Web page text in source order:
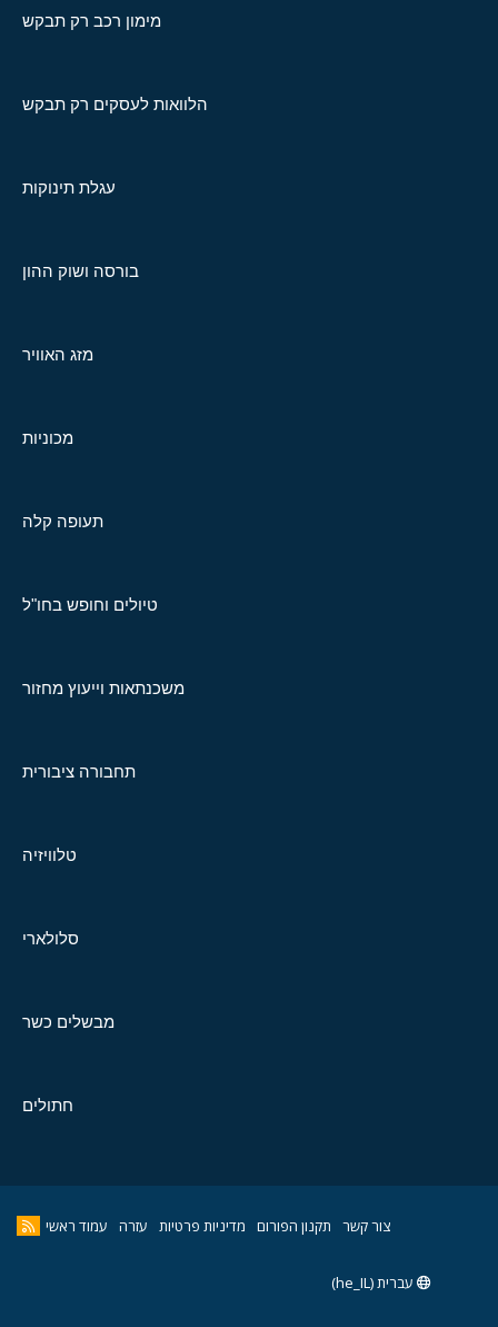
מימון רכב רק תבקש
הלוואות לעסקים רק תבקש
עגלת תינוקות
בורסה ושוק ההון
מזג האוויר
מכוניות
תעופה קלה
טיולים וחופש בחו"ל
משכנתאות וייעוץ מחזור
תחבורה ציבורית
טלוויזיה
סלולארי
מבשלים כשר
חתולים
צור קשר תקנון הפורום מדיניות פרטיות עזרה עמוד ראשי
עברית (he_IL)